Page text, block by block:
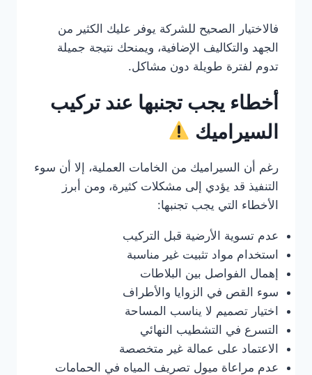
فالاختيار الصحيح للشركة يوفر عليك الكثير من
الجهد والتكاليف الإضافية، ويمنحك نتيجة جميلة
تدوم لفترة طويلة دون مشاكل.
أخطاء يجب تجنبها عند تركيب
السيراميك
رغم أن السيراميك من الخامات العملية، إلا أن سوء
التنفيذ قد يؤدي إلى مشكلات كثيرة، ومن أبرز
الأخطاء التي يجب تجنبها:
عدم تسوية الأرضية قبل التركيب
استخدام مواد تثبيت غير مناسبة
إهمال الفواصل بين البلاطات
سوء القص في الزوايا والأطراف
اختيار تصميم لا يناسب المساحة
التسرع في التشطيب النهائي
الاعتماد على عمالة غير متخصصة
عدم مراعاة ميول تصريف المياه في الحمامات